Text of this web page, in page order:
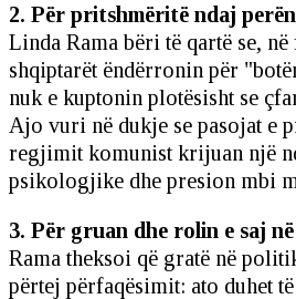
2. Për pritshmëritë ndaj
Linda Rama bëri të qartë se,
shqiptarët ëndërronin për
nuk e kuptonin plotësisht se
Ajo vuri në dukje se pasojat e
regjimit komunist krijuan një
psikologjike dhe presion mbi
3. Për gruan dhe rolin e saj
Rama theksoi që gratë në
përtej përfaqësimit: ato duhet